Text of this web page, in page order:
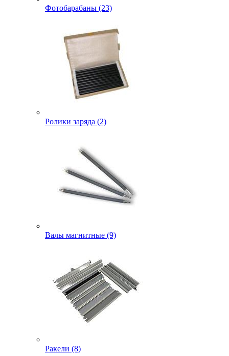
Фотобарабаны (23)
Ролики заряда (2)
Валы магнитные (9)
Ракели (8)